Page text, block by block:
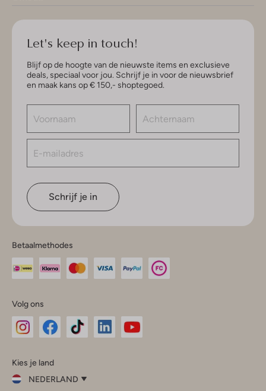
Let's keep in touch!
Blijf op de hoogte van de nieuwste items en exclusieve
deals, speciaal voor jou. Schrijf je in voor de nieuwsbrief
en maak kans op € 150,- shoptegoed.
Schrijf je in
Betaalmethodes
Volg ons
InstagramFacebook
Kies je land
NEDERLAND